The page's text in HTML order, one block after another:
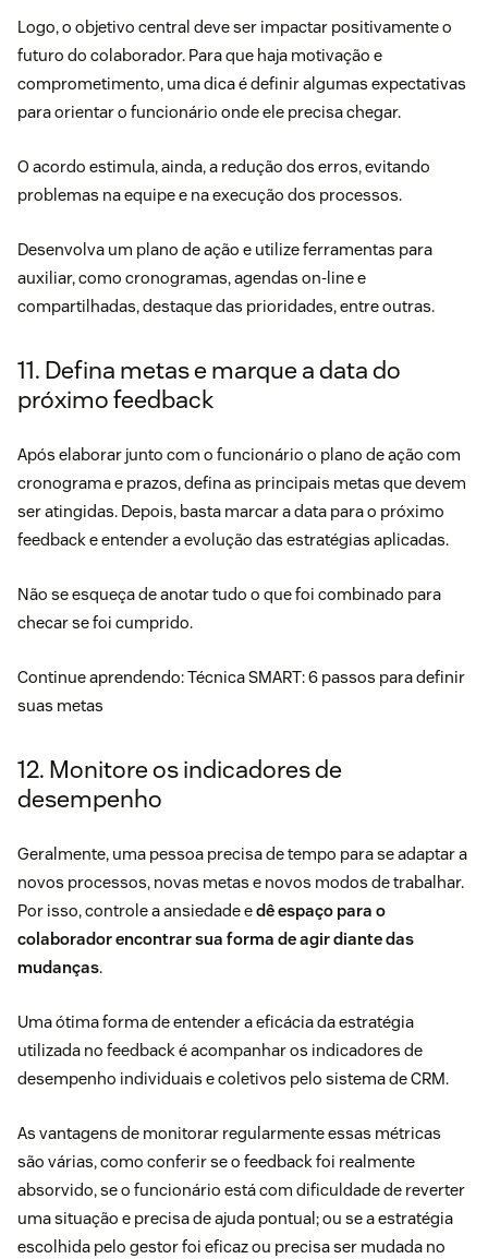
Logo, o objetivo central deve ser impactar positivamente o
futuro do colaborador. Para que haja motivação e
comprometimento, uma dica é definir algumas expectativas
para orientar o funcionário onde ele precisa chegar.
O acordo estimula, ainda, a redução dos erros, evitando
problemas na equipe e na execução dos processos.
Desenvolva um plano de ação e utilize ferramentas para
auxiliar, como cronogramas, agendas on-line e
compartilhadas, destaque das prioridades, entre outras.
11. Defina metas e marque a data do
próximo feedback
Após elaborar junto com o funcionário o plano de ação com
cronograma e prazos, defina as principais metas que devem
ser atingidas. Depois, basta marcar a data para o próximo
feedback e entender a evolução das estratégias aplicadas.
Não se esqueça de anotar tudo o que foi combinado para
checar se foi cumprido.
Continue aprendendo:Técnica SMART: 6 passos para definir
suas metas
12. Monitore os indicadores de
desempenho
Geralmente, uma pessoa precisa de tempo para se adaptar a
novos processos, novas metas e novos modos de trabalhar.
Por isso, controle a ansiedade edê espaço para o
colaborador encontrar sua forma de agir diante das
mudanças.
Uma ótima forma de entender a eficácia da estratégia
utilizada no feedback é acompanhar os indicadores de
desempenho individuais e coletivos pelo sistema de CRM.
As vantagens de monitorar regularmente essas métricas
são várias, como conferir se o feedback foi realmente
absorvido, se o funcionário está com dificuldade de reverter
uma situação e precisa de ajuda pontual; ou se a estratégia
escolhida pelo gestor foi eficaz ou precisa ser mudada no